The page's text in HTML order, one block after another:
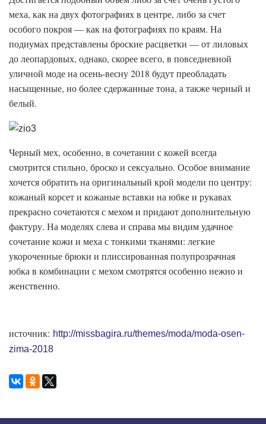
меха, как на двух фотографиях в центре, либо за счет
особого покроя — как на фотографиях по краям. На
подиумах представлены броские расцветки — от лиловых
до леопардовых, однако, скорее всего, в повседневной
уличной моде на осень-весну 2018 будут преобладать
насыщенные, но более сдержанные тона, а также черный и
белый.
Черный мех, особенно, в сочетании с кожей всегда
смотрится стильно, броско и сексуально. Особое внимание
хочется обратить на оригинальный крой модели по центру:
кожаный корсет и кожаные вставки на юбке и рукавах
прекрасно сочетаются с мехом и придают дополнительную
фактуру. На моделях слева и справа мы видим удачное
сочетание кожи и меха с тонкими тканями: легкие
укороченные брюки и плиссированная полупрозрачная
юбка в комбинации с мехом смотрятся особенно нежно и
женственно.
источник: http://missbagira.ru/themes/moda/moda-osen-
zima-2018